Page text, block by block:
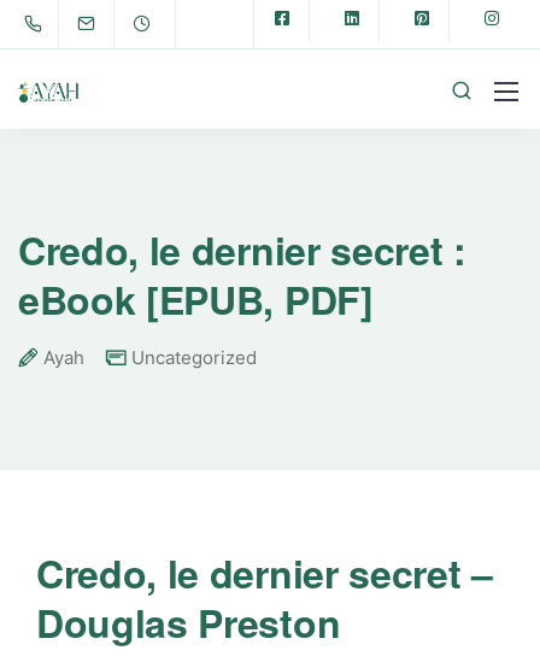
Credo, le dernier secret :
eBook [EPUB, PDF]
Ayah Uncategorized
Credo, le dernier secret –
Douglas Preston